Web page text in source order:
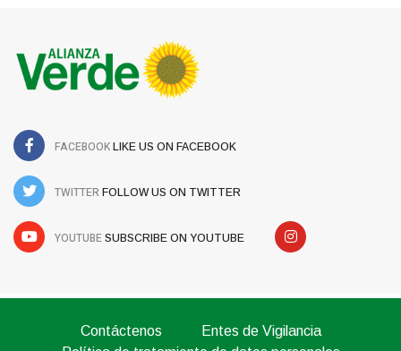
FACEBOOK LIKE US ON FACEBOOK
TWITTER FOLLOW US ON TWITTER
YOUTUBE SUBSCRIBE ON YOUTUBE
Contáctenos
Entes de Vigilancia